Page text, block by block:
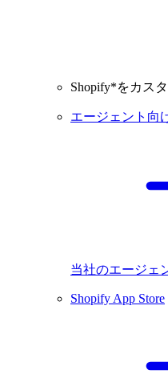
Shopify*をカス
エージェント向
当社のエージェ
Shopify App Store